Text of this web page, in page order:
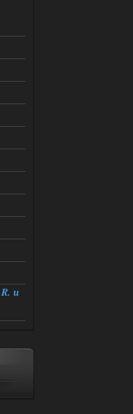
и